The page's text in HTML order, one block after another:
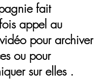
fait
appel au
pour archiver
ou pour
sur elles .